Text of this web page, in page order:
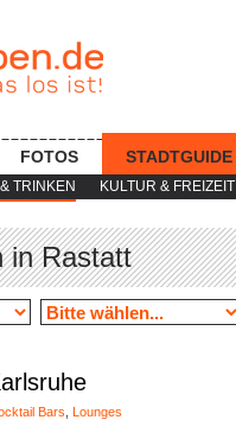
TRINKEN KULTUR & FREIZEIT
FOTOS STADTGUIDE
in Rastatt
Bars Lounges